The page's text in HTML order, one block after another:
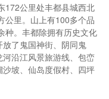
公里处丰都县城西北
公里。山上有100多个品
种。丰都除拥有历史文化
了鬼国神街、阴同鬼
沿江风景旅游线、包峦
坡、仙岛度假村、四坪